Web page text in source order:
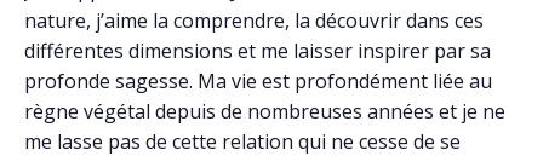
nature, j’aime la comprendre, la découvrir dans ces
différentes dimensions et me laisser inspirer par sa
profonde sagesse. Ma vie est profondément liée au
règne végétal depuis de nombreuses années et je ne
me lasse pas de cette relation qui ne cesse de se